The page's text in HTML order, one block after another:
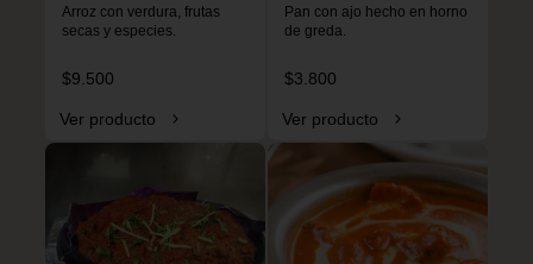
Arroz con verdura, frutas
secas y especies.
$9.500
Ver producto
Pan con ajo hecho en horno
de greda.
$3.800
Ver producto